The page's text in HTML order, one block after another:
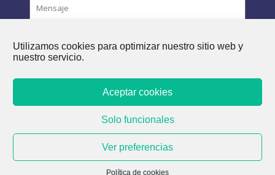
Utilizamos cookies para optimizar nuestro sitio web y
nuestro servicio.
Aceptar cookies
Solo funcionales
Ver preferencias
Política de cookies